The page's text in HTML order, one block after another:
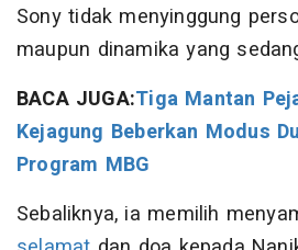
Sony tidak menyinggung
maupun dinamika yang
BACA JUGA:Tiga Mantan
Kejagung Beberkan Modus
Program MBG
Sebaliknya, ia memilih